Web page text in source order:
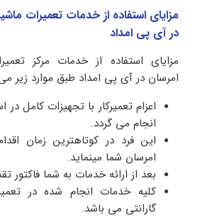
مزایای استفاده از خدمات تعمیرات
در آی پی امداد
مزایای استفاده از خدمات مرکز
امرسان در آی پی امداد طبق موارد زیر
اعزام تعمیرکار با تجهیزات کامل
انجام می گردد.
این فرد در کوتاهترین زمان
امرسان شما مینماید.
بعد از ارائه خدمات به شما فاکتور
کلیه خدمات انجام شده در
گارانتی می باشد.